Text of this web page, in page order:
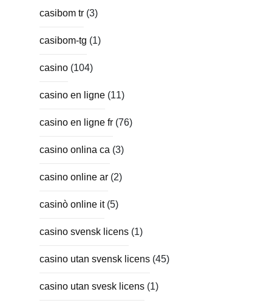
casibom tr (3)
casibom-tg (1)
casino (104)
casino en ligne (11)
casino en ligne fr (76)
casino onlina ca (3)
casino online ar (2)
casinò online it(5)
casino svensk licens (1)
casino utan svensk licens (45)
casino utan svesk licens (1)